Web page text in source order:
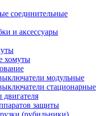
соединительные
и аксессуары
хомуты
модульные
стационарные
защиты
(рубильники)